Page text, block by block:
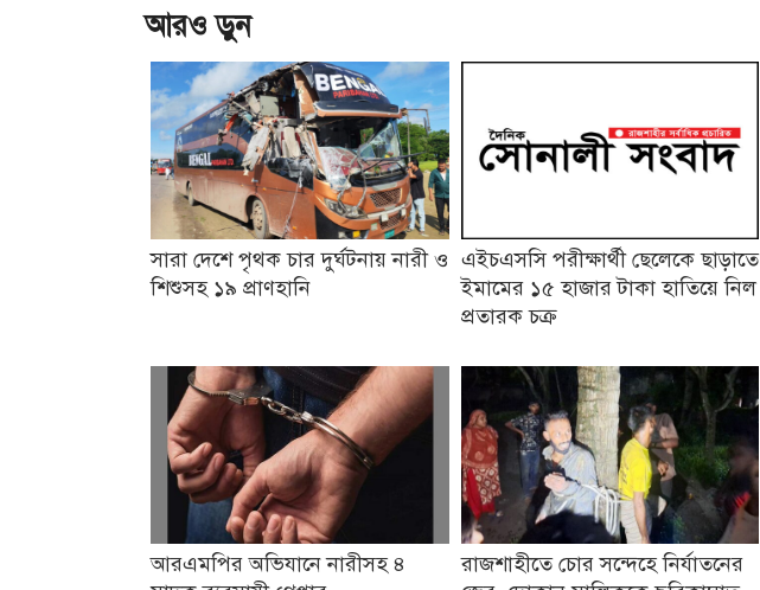
আরও ড়ুন
সারা দেশে পৃথক চার দুর্ঘটনায় নারী ও
শিশুসহ ১৯ প্রাণহানি
এইচএসসি পরীক্ষার্থী ছেলেকে ছাড়াতে
ইমামের ১৫ হাজার টাকা হাতিয়ে নিল
প্রতারক চক্র
আরএমপির অভিযানে নারীসহ ৪
রাজশাহীতে চোর সন্দেহে নির্যাতনের